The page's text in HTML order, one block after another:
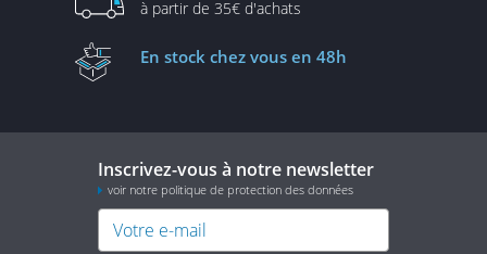
à partir de 35€ d'achats
En stock chez vous en 48h
Inscrivez-vous à notre newsletter
voir notre politique de protection des données